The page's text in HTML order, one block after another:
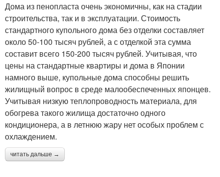
Дома из пенопласта очень экономичны, как на стадии
строительства, так и в эксплуатации. Стоимость
стандартного купольного дома без отделки составляет
около 50-100 тысяч рублей, а с отделкой эта сумма
составит всего 150-200 тысяч рублей. Учитывая, что
цены на стандартные квартиры и дома в Японии
намного выше, купольные дома способны решить
жилищный вопрос в среде малообеспеченных японцев.
Учитывая низкую теплопроводность материала, для
обогрева такого жилища достаточно одного
кондиционера, а в летнюю жару нет особых проблем с
охлаждением.
читать дальше →